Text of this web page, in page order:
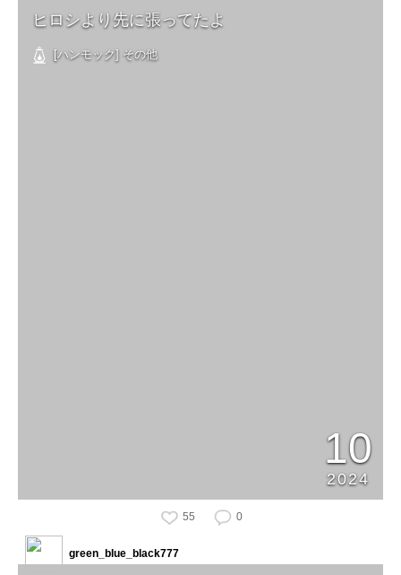
ヒロシより先に張ってたよ
[ハンモック] その他
10
2024
55 0
green_blue_black777